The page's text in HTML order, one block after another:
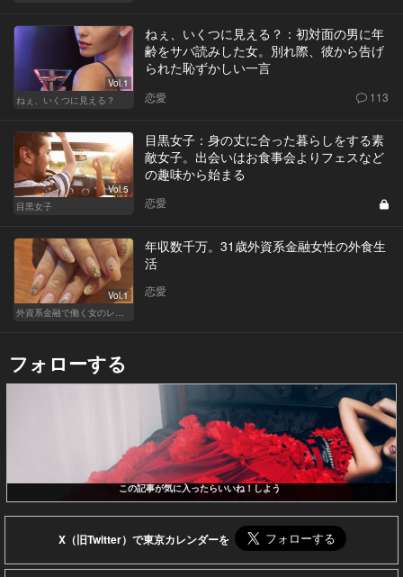
Vol.1
ねぇ、いくつに見える？
ねぇ、いくつに見える？：初対面の男に年
齢をサバ読みした女。別れ際、彼から告げ
られた恥ずかしい一言
恋愛 113
Vol.5
目黒女子
目黒女子：身の丈に合った暮らしをする素
敵女子。出会いはお食事会よりフェスなど
の趣味から始まる
恋愛
Vol.1
年収数千万。31歳外資系金融女性の外食生
活
恋愛
フォローする
この記事が気に入ったらいいね！しよう
X（旧Twitter）で東京カレンダーを